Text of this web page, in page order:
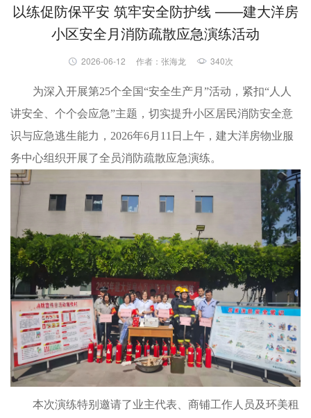
以练促防保平安 筑牢安全防护线 ——建大洋房
小区安全月消防疏散应急演练活动
2026-06-12 作者：张海龙 340次
为深入开展第25个全国“安全生产月”活动，紧扣“人人
讲安全、个个会应急”主题，切实提升小区居民消防安全意
识与应急逃生能力，2026年6月11日上午，建大洋房物业服
务中心组织开展了全员消防疏散应急演练。
本次演练特别邀请了业主代表、商铺工作人员及环美租